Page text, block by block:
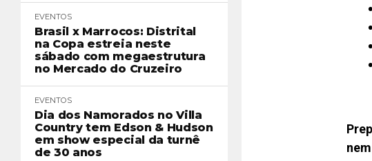
EVENTOS
Brasil x Marrocos: Distrital
na Copa estreia neste
sábado com megaestrutura
no Mercado do Cruzeiro
EVENTOS
Dia dos Namorados no Villa
Country tem Edson & Hudson
em show especial da turnê
de 30 anos